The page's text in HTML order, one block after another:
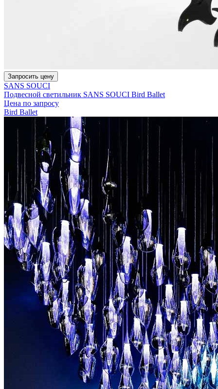
Запросить цену
SANS SOUCI
Подвесной светильник SANS SOUCI Bird Ballet
Цена по запросу
Bird Ballet